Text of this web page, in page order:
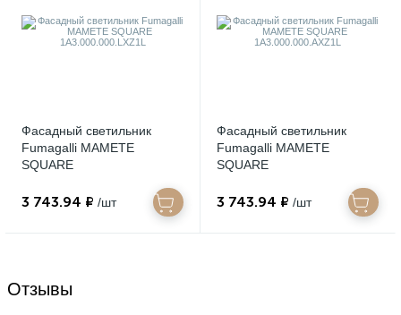
Фасадный светильник
Fumagalli MAMETE
SQUARE
3 743.94 ₽ /шт
Фасадный светильник
Fumagalli MAMETE
SQUARE
3 743.94 ₽ /шт
Отзывы